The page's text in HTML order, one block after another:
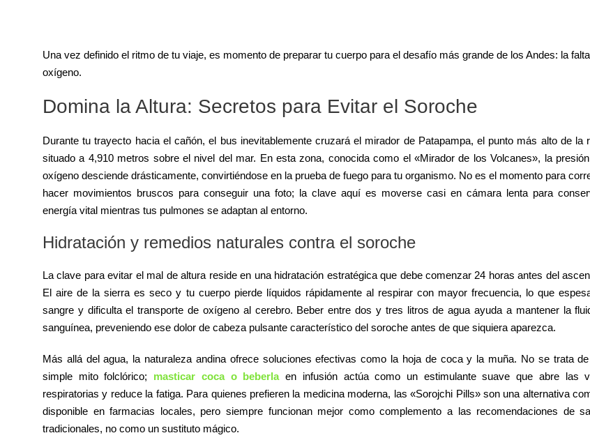
Una vez definido el ritmo de tu viaje, es momento de preparar tu cuerpo para el desafío más grande de los Andes: la
oxígeno.
Domina la Altura: Secretos para Evitar el Soroche
Durante tu trayecto hacia el cañón, el bus inevitablemente cruzará el mirador de Patapampa, el punto más alto de la
situado a 4,910 metros sobre el nivel del mar. En esta zona, conocida como el «Mirador de los Volcanes», la
oxígeno desciende drásticamente, convirtiéndose en la prueba de fuego para tu organismo. No es el momento para
hacer movimientos bruscos para conseguir una foto; la clave aquí es moverse casi en cámara lenta para
energía vital mientras tus pulmones se adaptan al entorno.
Hidratación y remedios naturales contra el soroche
La clave para evitar el mal de altura reside en una hidratación estratégica que debe comenzar 24 horas antes del
El aire de la sierra es seco y tu cuerpo pierde líquidos rápidamente al respirar con mayor frecuencia, lo que
sangre y dificulta el transporte de oxígeno al cerebro. Beber entre dos y tres litros de agua ayuda a mantener la
sanguínea, preveniendo ese dolor de cabeza pulsante característico del soroche antes de que siquiera aparezca.
Más allá del agua, la naturaleza andina ofrece soluciones efectivas como la hoja de coca y la muña. No se trata
simple mito folclórico; masticar coca o beberlaen infusión actúa como un estimulante suave que abre las
respiratorias y reduce la fatiga. Para quienes prefieren la medicina moderna, las «Sorojchi Pills» son una alternativa
disponible en farmacias locales, pero siempre funcionan mejor como complemento a las recomendaciones de
tradicionales, no como un sustituto mágico.